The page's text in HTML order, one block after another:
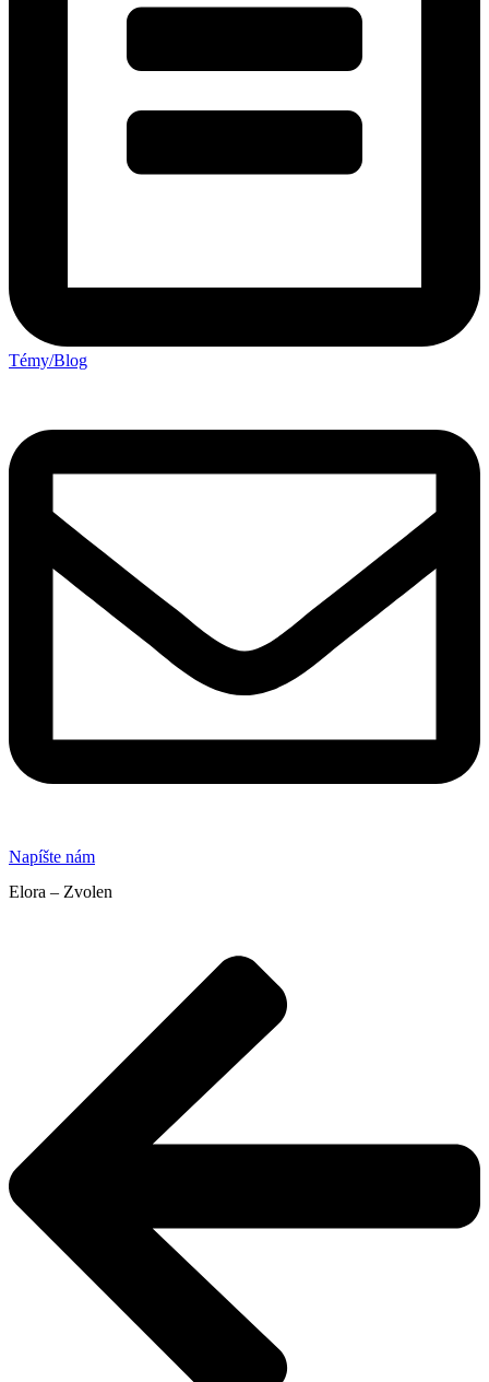
Témy/Blog
Napíšte nám
Elora – Zvolen